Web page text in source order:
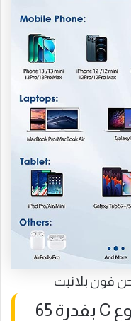
فون بلانيت
مواصفات شاحن USB نوع C بقدرة 65